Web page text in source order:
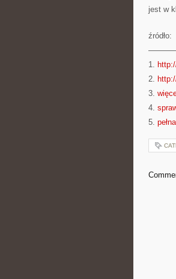
jest w
źródło:
1.
2.
3.
4.
5.